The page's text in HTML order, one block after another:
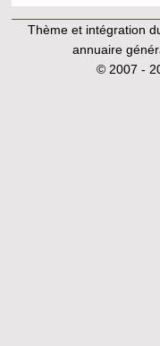
Thème et intégration
annuaire
© 2007 -